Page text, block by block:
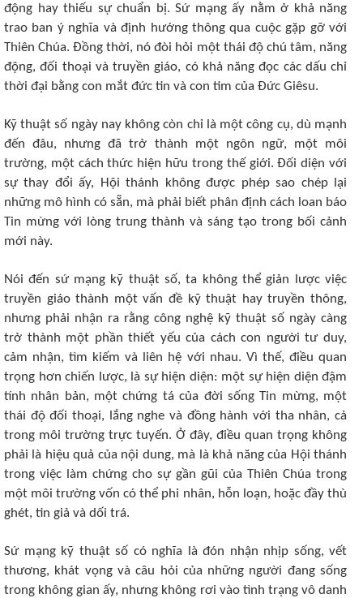
động hay thiếu sự chuẩn bị. Sứ mạng ấy nằm ở khả năng
trao ban ý nghĩa và định hướng thông qua cuộc gặp gỡ với
Thiên Chúa. Đồng thời, nó đòi hỏi một thái độ chú tâm, năng
động, đối thoại và truyền giáo, có khả năng đọc các dấu chỉ
thời đại bằng con mắt đức tin và con tim của Đức Giêsu.
Kỹ thuật số ngày nay không còn chỉ là một công cụ, dù mạnh
đến đâu, nhưng đã trở thành một ngôn ngữ, một môi
trường, một cách thức hiện hữu trong thế giới. Đối diện với
sự thay đổi ấy, Hội thánh không được phép sao chép lại
những mô hình có sẵn, mà phải biết phân định cách loan báo
Tin mừng với lòng trung thành và sáng tạo trong bối cảnh
mới này.
Nói đến sứ mạng kỹ thuật số, ta không thể giản lược việc
truyền giáo thành một vấn đề kỹ thuật hay truyền thông,
nhưng phải nhận ra rằng công nghệ kỹ thuật số ngày càng
trở thành một phần thiết yếu của cách con người tư duy,
cảm nhận, tìm kiếm và liên hệ với nhau. Vì thế, điều quan
trọng hơn chiến lược, là sự hiện diện: một sự hiện diện đậm
tính nhân bản, một chứng tá của đời sống Tin mừng, một
thái độ đối thoại, lắng nghe và đồng hành với tha nhân, cả
trong môi trường trực tuyến. Ở đây, điều quan trọng không
phải là hiệu quả của nội dung, mà là khả năng của Hội thánh
trong việc làm chứng cho sự gần gũi của Thiên Chúa trong
một môi trường vốn có thể phi nhân, hỗn loạn, hoặc đầy thù
ghét, tin giả và dối trá.
Sứ mạng kỹ thuật số có nghĩa là đón nhận nhịp sống, vết
thương, khát vọng và câu hỏi của những người đang sống
trong không gian ấy, nhưng không rơi vào tình trạng vô danh